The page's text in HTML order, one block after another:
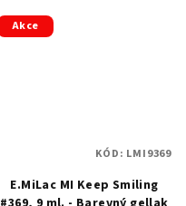
Akce
E.MiLac MI Keep Smiling
KÓD: LMI9369